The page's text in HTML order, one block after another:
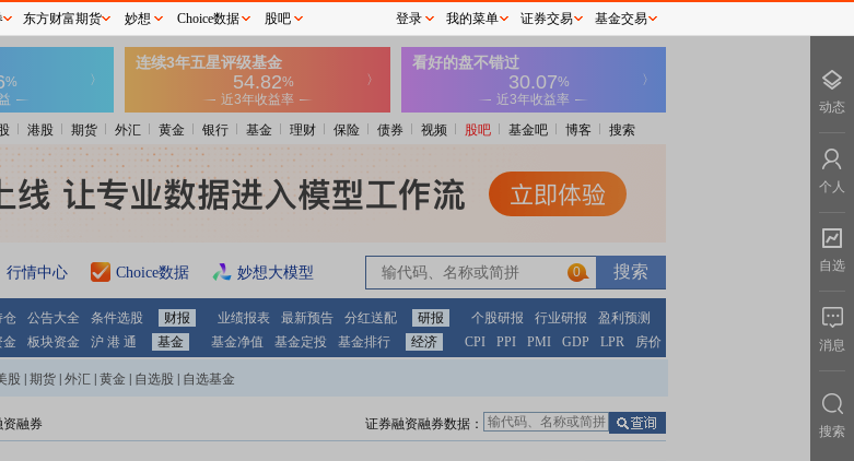
港股 期货 外汇 黄金 银行 基金 理财 保险 债券 视频 股吧 基金吧 博客 搜索
行情中心 Choice数据 妙想大模型 0
仓 公告大全 条件选股 财报 业绩报表 最新预告 分红送配 研报 个股研报 行业研报
盈利预测
金 板块资金 沪 港 通 基金 基金净值 基金定投 基金排行 经济 CPI PPI PMI GDP LPR 房价
股 期货 外汇 黄金 自选股 自选基金
资融券 证券融资融券数据：
东方财富期货 妙想 Choice数据 股吧 登录 我的菜单 证券交易 基金交易
动态
个人
自选
消息
搜索